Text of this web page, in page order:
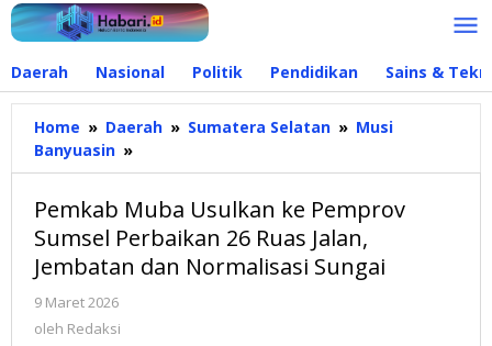
Lewati
ke
Daerah Nasional Politik Pendidikan Sains &
Home » Daerah » Sumatera Selatan » Musi
Banyuasin »
Muba
Usulkan
ke
Pemprov
Sumsel
Pemkab Muba Usulkan ke Pemprov
Sumsel Perbaikan 26 Ruas Jalan,
Jembatan dan Normalisasi Sungai
9 Maret 2026
oleh Redaksi